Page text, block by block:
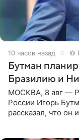
10 часов назад ©
Бутман
Бразилию и
МОСКВА, 8 авг —
России Игорь
рассказал, что он